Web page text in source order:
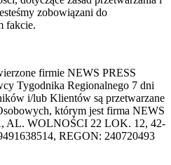
zobowiązani do
fakcie.
firmie NEWS PRESS
Tygodnika Regionalnego 7 dni
i/lub Klientów są przetwarzane
którym jest firma NEWS
AL. WOLNOŚCI 22 LOK. 12, 42-
REGON: 240720493